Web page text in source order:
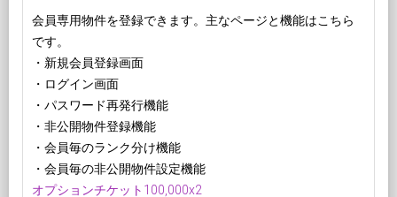
会員専用物件を登録できます。主なページと機能はこちら
です。
・新規会員登録画面
・ログイン画面
・パスワード再発行機能
・非公開物件登録機能
・会員毎のランク分け機能
・会員毎の非公開物件設定機能
オプションチケット100,000x2